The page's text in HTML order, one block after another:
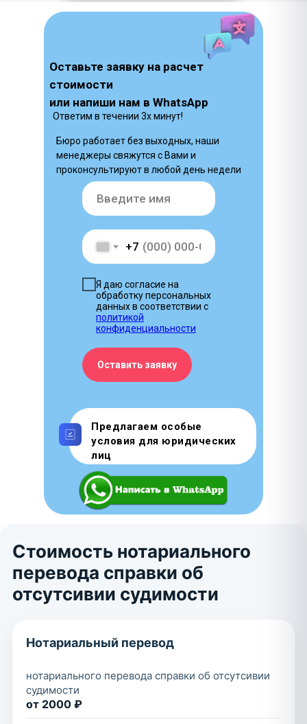
Оставьте заявку на расчет
стоимости
или напиши нам в WhatsApp
Бюро работает без выходных, наши
менеджеры свяжутся с Вами и
проконсультируют в любой день недели
+7
Я даю согласие на
обработку персональных
данных в соответствии с
политикой
конфиденциальности
Оставить заявку
Предлагаем особые
условия для юридических
лиц
Ответим в течении 3х минут!
Стоимость нотариального
перевода справки об
отсутсивии судимости
Нотариальный перевод
нотариального перевода справки об отсутсивии
судимости
от 2000 ₽